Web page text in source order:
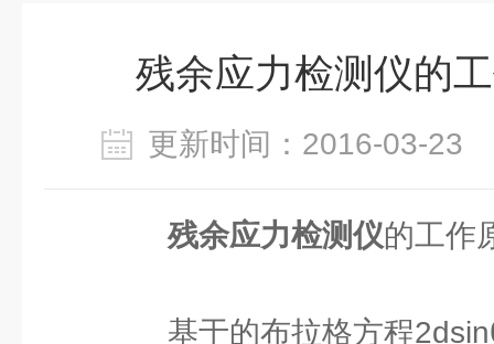
残余应力检测仪的
更新时间：2016-03-
残余应力检测仪的工作
基于的布拉格方程